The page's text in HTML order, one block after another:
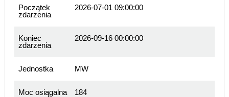
Początek
zdarzenia
2026-07-01 09:00:00
Koniec
zdarzenia
2026-09-16 00:00:00
Jednostka MW
Moc osiągalna 184